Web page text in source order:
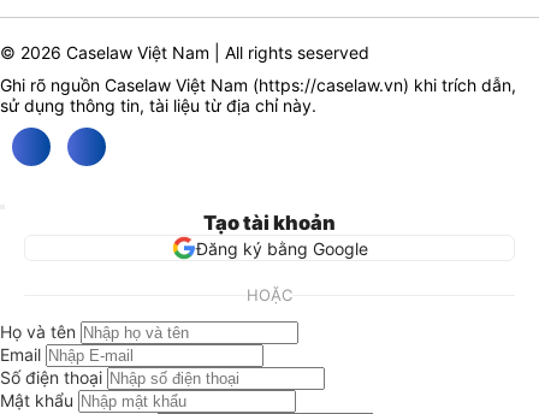
© 2026 Caselaw Việt Nam | All rights seserved
Ghi rõ nguồn Caselaw Việt Nam (https://caselaw.vn) khi trích dẫn,
sử dụng thông tin, tài liệu từ địa chỉ này.
Tạo tài khoản
Đăng ký bằng Google
HOẶC
Họ và tên
Email
Số điện thoại
Mật khẩu